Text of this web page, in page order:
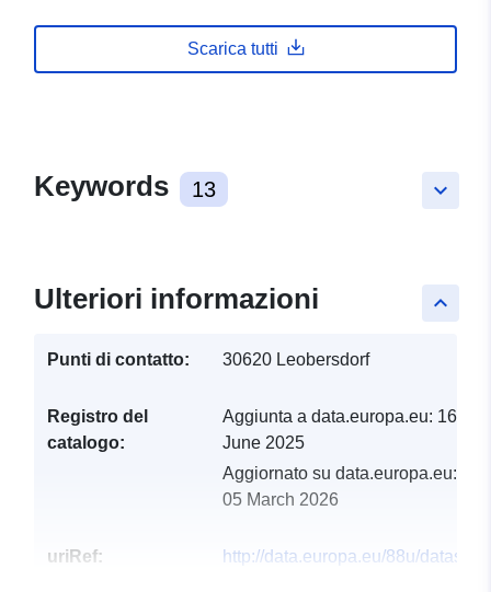
Scarica tutti
keyboard_arrow_down
Keywords 13
keyboard_arrow_up
Ulteriori informazioni
Punti di contatto: 30620 Leobersdorf
Registro del
catalogo:
Aggiunta a data.europa.eu: 16
June 2025
Aggiornato su data.europa.eu:
05 March 2026
uriRef:
http://data.europa.eu/88u/